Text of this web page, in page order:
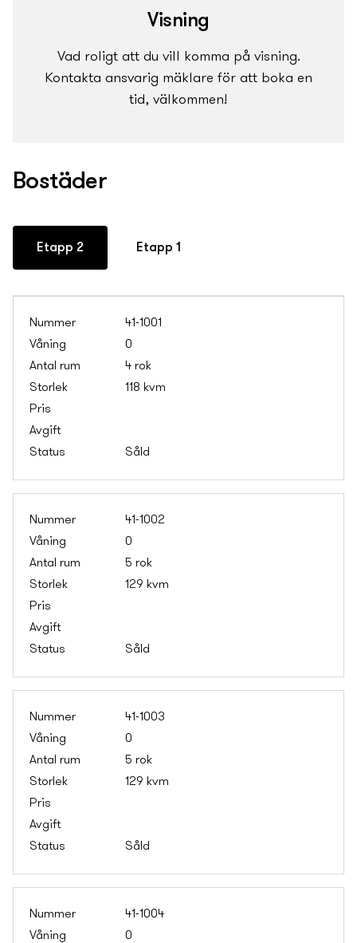
Visning
Vad roligt att du vill komma på visning.
Kontakta ansvarig mäklare för att boka en
tid, välkommen!
Bostäder
Etapp 2 Etapp 1
41-1001
0
4 rok
118 kvm
Såld
41-1002
0
5 rok
129 kvm
Såld
41-1003
0
5 rok
129 kvm
Såld
41-1004
0